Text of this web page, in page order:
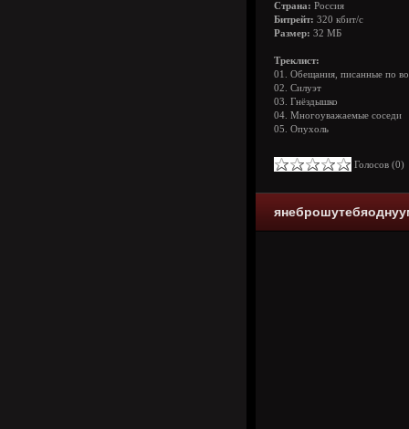
Страна: Россия
Битрейт: 320 кбит/с
Размер: 32 МБ
Треклист:
01. Обещания, писанные по
02. Силуэт
03. Гнёздышко
04. Многоуважаемые соседи
05. Опухоль
Голосов (0